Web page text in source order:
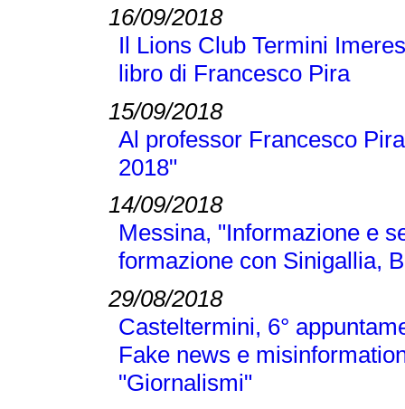
16/09/2018
Il Lions Club Termini
libro di Francesco Pira
15/09/2018
Al professor Francesco
2018"
14/09/2018
Messina, "Informazione e
formazione con Sinigallia,
29/08/2018
Casteltermini, 6°
Fake news e
"Giornalismi"